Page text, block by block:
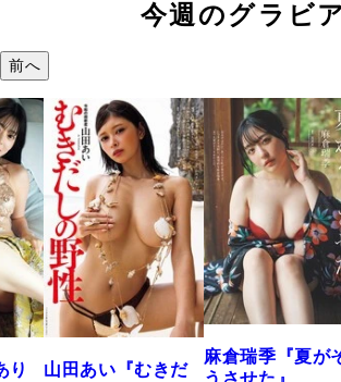
今週のグラビ
前へ
だ
麻倉瑞季『夏がそ
うさせた』
青山ひかる『純
100％』